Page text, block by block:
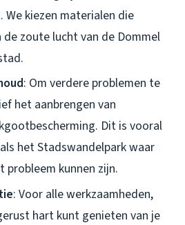
We kiezen materialen die
zoute lucht van de Dommel
: Om verdere problemen te
het aanbrengen van
Dit is vooral
het Stadswandelpark waar
probleem kunnen zijn.
: Voor alle werkzaamheden,
hart kunt genieten van je